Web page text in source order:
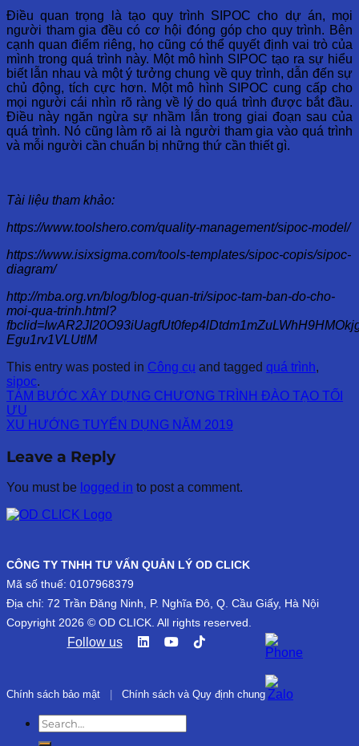
Điều quan trọng là tạo quy trình SIPOC cho dự án, mọi
người tham gia đều có cơ hội đóng góp cho quy trình. Bên
cạnh quan điểm riêng, họ cũng có thể quyết định vai trò của
mình trong quá trình này. Một mô hình SIPOC tạo ra sự hiểu
biết lẫn nhau và một ý tưởng chung về quy trình, dẫn đến sự
chủ động, tích cực hơn. Một mô hình SIPOC cung cấp cho
mọi người cái nhìn rõ ràng về lý do quá trình được bắt đầu.
Điều này ngăn ngừa sự nhầm lẫn trong giai đoạn sau của
quá trình. Nó cũng làm rõ ai là người tham gia vào quá trình
và mỗi người cần chuẩn bị những thứ cần thiết gì.
Tài liệu tham khảo:
https://www.toolshero.com/quality-management/sipoc-model/
https://www.isixsigma.com/tools-templates/sipoc-copis/sipoc-
diagram/
http://mba.org.vn/blog/blog-quan-tri/sipoc-tam-ban-do-cho-
moi-qua-trinh.html?
Egu1rv1VLUtlM
This entry was posted in Công cụ and tagged quá trình,
sipoc.
TÁM BƯỚC XÂY DỰNG CHƯƠNG TRÌNH ĐÀO TẠO TỐI
ƯU
XU HƯỚNG TUYỂN DỤNG NĂM 2019
Leave a Reply
You must be logged in to post a comment.
CÔNG TY TNHH TƯ VẤN QUẢN LÝ OD CLICK
Mã số thuế: 0107968379
Địa chỉ: 72 Trần Đăng Ninh, P. Nghĩa Đô, Q. Cầu Giấy, Hà Nội
Copyright 2026 © OD CLICK. All rights reserved.
Follow us
Chính sách bảo mật Chính sách và Quy định chung